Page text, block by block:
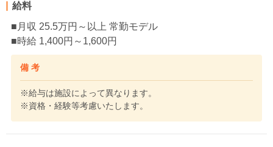
給料
■月収 25.5万円～以上 常勤モデル
■時給 1,400円～1,600円
備 考
※給与は施設によって異なります。
※資格・経験等考慮いたします。